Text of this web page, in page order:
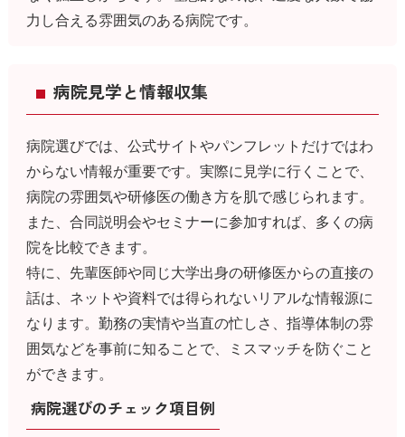
力し合える雰囲気のある病院です。
病院見学と情報収集
病院選びでは、公式サイトやパンフレットだけではわ
からない情報が重要です。実際に見学に行くことで、
病院の雰囲気や研修医の働き方を肌で感じられます。
また、合同説明会やセミナーに参加すれば、多くの病
院を比較できます。
特に、先輩医師や同じ大学出身の研修医からの直接の
話は、ネットや資料では得られないリアルな情報源に
なります。勤務の実情や当直の忙しさ、指導体制の雰
囲気などを事前に知ることで、ミスマッチを防ぐこと
ができます。
病院選びのチェック項目例